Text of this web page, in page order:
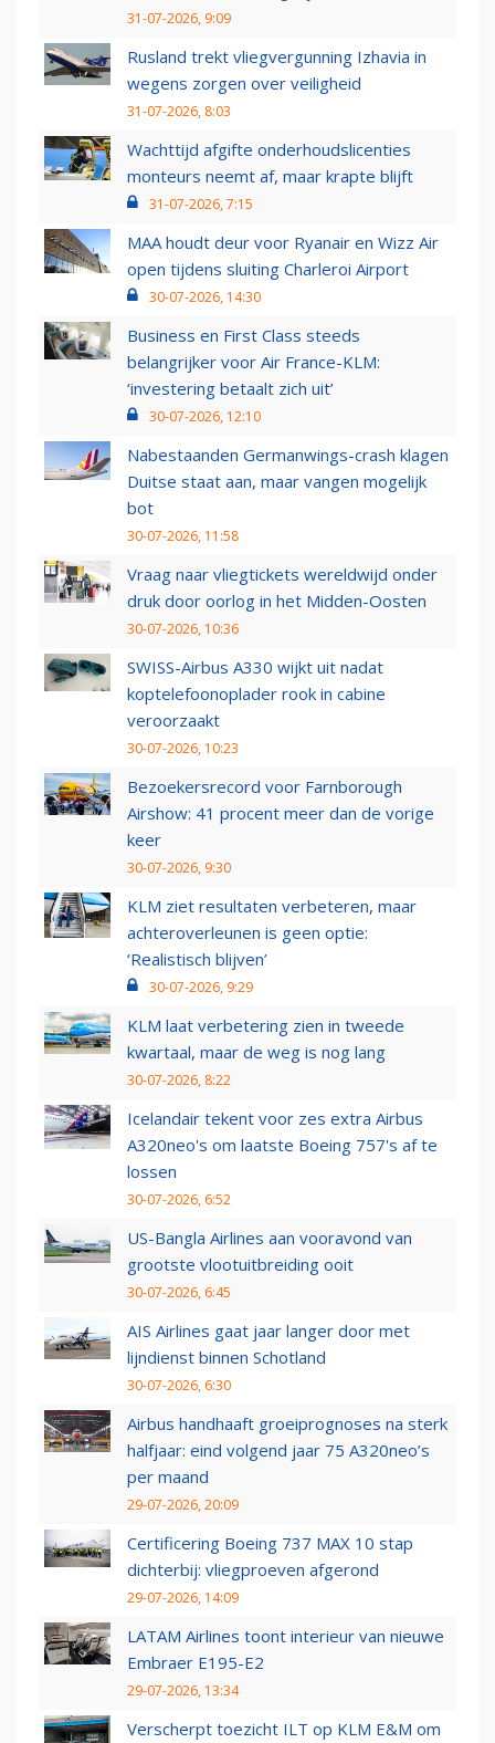
31-07-2026, 9:09
Rusland trekt vliegvergunning Izhavia in
wegens zorgen over veiligheid
31-07-2026, 8:03
Wachttijd afgifte onderhoudslicenties
monteurs neemt af, maar krapte blijft
31-07-2026, 7:15
MAA houdt deur voor Ryanair en Wizz Air
open tijdens sluiting Charleroi Airport
30-07-2026, 14:30
Business en First Class steeds
belangrijker voor Air France-KLM:
‘investering betaalt zich uit’
30-07-2026, 12:10
Nabestaanden Germanwings-crash klagen
Duitse staat aan, maar vangen mogelijk
bot
30-07-2026, 11:58
Vraag naar vliegtickets wereldwijd onder
druk door oorlog in het Midden-Oosten
30-07-2026, 10:36
SWISS-Airbus A330 wijkt uit nadat
koptelefoonoplader rook in cabine
veroorzaakt
30-07-2026, 10:23
Bezoekersrecord voor Farnborough
Airshow: 41 procent meer dan de vorige
keer
30-07-2026, 9:30
KLM ziet resultaten verbeteren, maar
achteroverleunen is geen optie:
‘Realistisch blijven’
30-07-2026, 9:29
KLM laat verbetering zien in tweede
kwartaal, maar de weg is nog lang
30-07-2026, 8:22
Icelandair tekent voor zes extra Airbus
A320neo's om laatste Boeing 757's af te
lossen
30-07-2026, 6:52
US-Bangla Airlines aan vooravond van
grootste vlootuitbreiding ooit
30-07-2026, 6:45
AIS Airlines gaat jaar langer door met
lijndienst binnen Schotland
30-07-2026, 6:30
Airbus handhaaft groeiprognoses na sterk
halfjaar: eind volgend jaar 75 A320neo’s
per maand
29-07-2026, 20:09
Certificering Boeing 737 MAX 10 stap
dichterbij: vliegproeven afgerond
29-07-2026, 14:09
LATAM Airlines toont interieur van nieuwe
Embraer E195-E2
29-07-2026, 13:34
Verscherpt toezicht ILT op KLM E&M om